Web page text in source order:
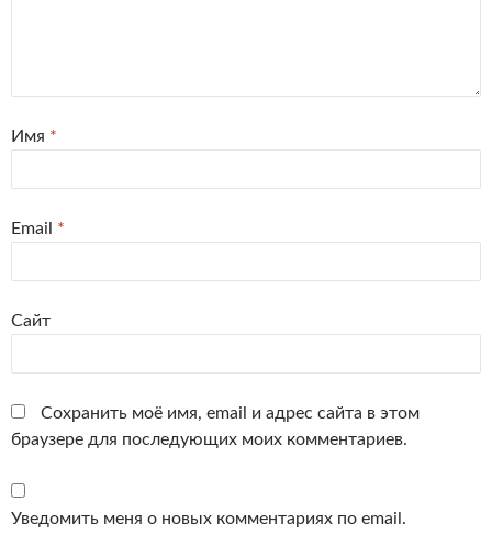
Имя *
Email *
Сайт
Сохранить моё имя, email и адрес сайта в этом
браузере для последующих моих комментариев.
Уведомить меня о новых комментариях по email.